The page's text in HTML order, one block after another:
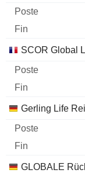
SCOR Global
Gerling Life
GLOBALE